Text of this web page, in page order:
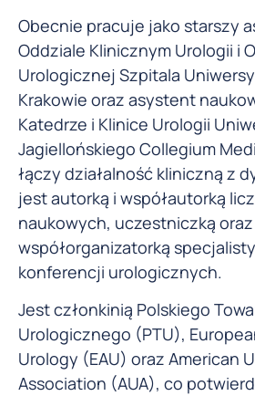
Obecnie pracuje jako starszy
Oddziale Klinicznym Urologii i
Urologicznej Szpitala
Krakowie oraz asystent
Katedrze i Klinice Urologii
Jagiellońskiego Collegium
łączy działalność kliniczną z
jest autorką i współautorką
naukowych, uczestniczką oraz
współorganizatorką
konferencji urologicznych.
Jest członkinią Polskiego
Urologicznego (PTU),
Urology (EAU) oraz American
Association (AUA), co